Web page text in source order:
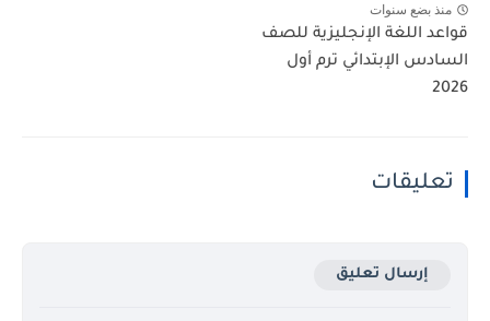
منذ بضع سنوات
قواعد اللغة الإنجليزية للصف
السادس الإبتدائي ترم أول
2026
تعليقات
إرسال تعليق